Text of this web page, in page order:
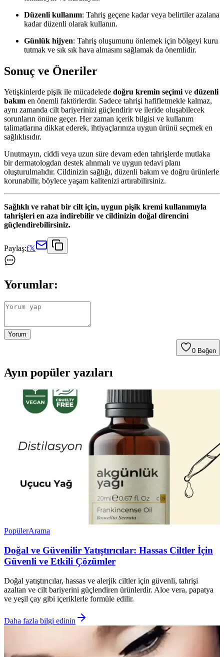
Düzenli kullanım: Tahriş geçene kadar veya belirtiler azalana
kadar düzenli olarak kullanın.
Günlük hijyen: Tahriş oluşumunu önlemek için bölgeyi kuru
tutmak ve sık sık hava almasını sağlamak da önemlidir.
Sonuç ve Öneriler
Yetişkinlerde pişik ile mücadelede doğru kremin seçimive düzenli
bakım en önemli faktörlerdir. Sadece tahrişi hafifletmekle kalmaz,
aynı zamanda cilt bariyerinizi güçlendirir ve ileride oluşabilecek
sorunların önüne geçer. Her zaman içerik bilgisi ve kullanım
talimatlarına dikkat ederek, ihtiyaçlarınıza uygun ürünü seçmek en
sağlıklısıdır.
Unutmayın, ciddi veya uzun süre devam eden tahrişlerde mutlaka
bir dermatologdan destek alınmalı ve uygun tedavi planı
oluşturulmalıdır. Cildinizin sağlığı, düzenli bakım ve doğru ürünlerle
korunabilir, böylece yaşam kalitenizi artırabilirsiniz.
Sağlıklı ve rahat bir cilt için, uygun pişik kremi kullanımıyla
tahrişleri en aza indirebilir ve cildinizin doğal direncini
güçlendirebilirsiniz.
Paylaş:f𝕏
Yorumlar:
Yorum
0 Beğen
Ayın popüler yazıları
PopülerArama
Doğal ve Güvenilir Yatıştırıcılar: Hassas Ciltler İçin
Güvenli ve Etkili Çözümler
Doğal yatıştırıcılar, hassas ve alerjik ciltler için güvenli, tahrişi
azaltan ve cilt bariyerini güçlendiren ürünlerdir. Aloe vera, papatya
ve yeşil çay gibi içeriklerle formüle edilir.
Daha fazla bilgi edinin